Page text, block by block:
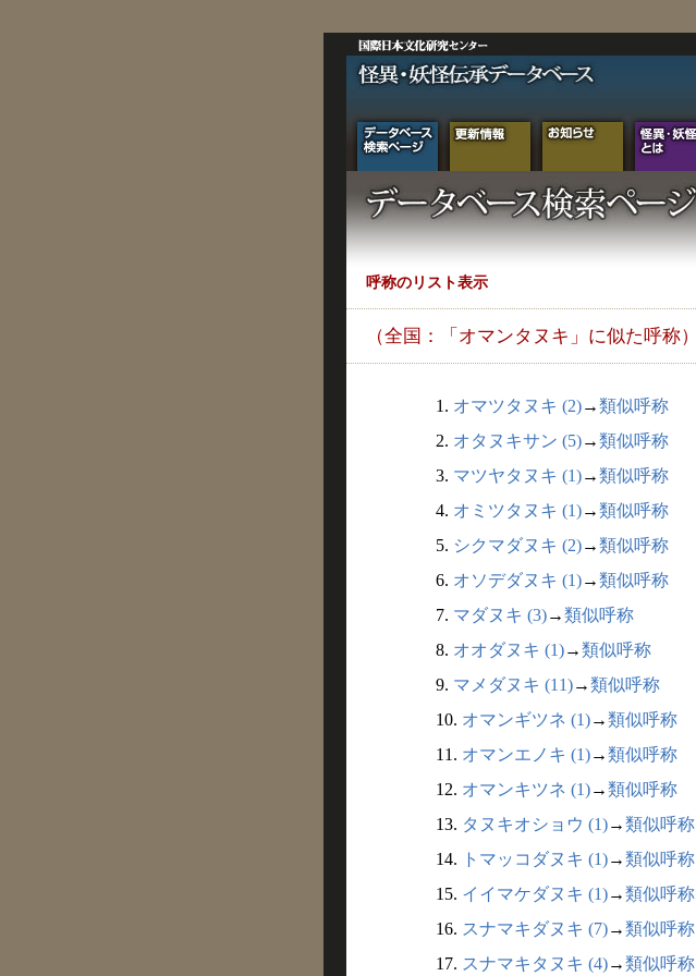
呼称のリスト表示
（全国：「オマンタヌキ」に似た呼称）
1. オマツタヌキ (2)→類似呼称
2. オタヌキサン (5)→類似呼称
3. マツヤタヌキ (1)→類似呼称
4. オミツタヌキ (1)→類似呼称
5. シクマダヌキ (2)→類似呼称
6. オソデダヌキ (1)→類似呼称
7. マダヌキ (3)→類似呼称
8. オオダヌキ (1)→類似呼称
9. マメダヌキ (11)→類似呼称
10. オマンギツネ (1)→類似呼称
11. オマンエノキ (1)→類似呼称
12. オマンキツネ (1)→類似呼称
13. タヌキオショウ (1)→類似呼称
14.
トマッコダヌキ (1)→類似呼称
15. イイマケダヌキ (1)→類似呼称
16. スナマキダヌキ (7)→類似呼称
17. スナマキタヌキ (4)→類似呼称